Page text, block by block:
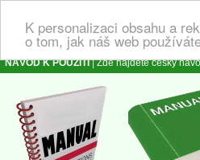
K personalizaci obsahu a
o tom, jak náš web
NÁVOD K POUŽITÍ| Zde najdete český